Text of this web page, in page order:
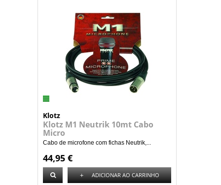
Klotz
Klotz M1 Neutrik 10mt Cabo
Micro
Cabo de microfone com fichas Neutrik,...
44,95 €
+ ADICIONAR AO CARRINHO